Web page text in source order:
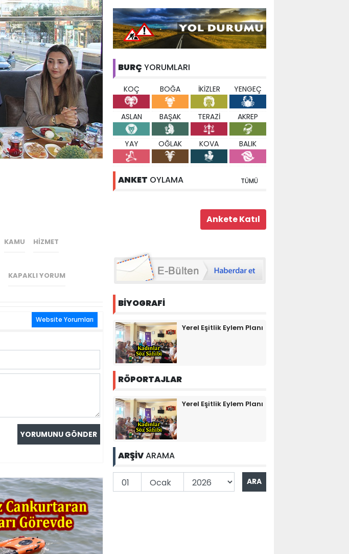
KAMU HIZMET
KAPAKLI YORUM
Website Yorumları
BURÇ YORUMLARI
KOÇ BOĞA İKİZLER YENGEÇ
ASLAN BAŞAK TERAZİ AKREP
YAY OĞLAK KOVA BALIK
ANKET OYLAMA TÜMÜ
BİYOGRAFİ
Yerel Eşitlik Eylem Planı
RÖPORTAJLAR
Yerel Eşitlik Eylem Planı
ARŞİVARAMA